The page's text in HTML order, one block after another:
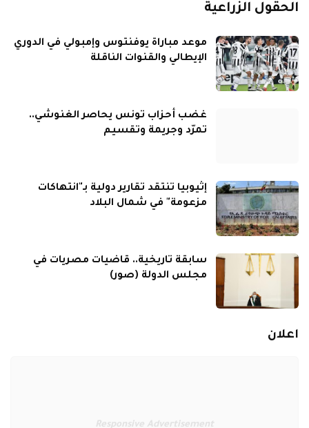
الحقول الزراعية
موعد مباراة يوفنتوس وإمبولي في الدوري
الإيطالي والقنوات الناقلة
غضب أحزاب تونس يحاصر الغنوشي..
تمرّد وجريمة وتقسيم
إثيوبيا تنتقد تقارير دولية بـ"انتهاكات
مزعومة" في شمال البلاد
سابقة تاريخية.. قاضيات مصريات في
مجلس الدولة (صور)
اعلان
Responsive Advertisement